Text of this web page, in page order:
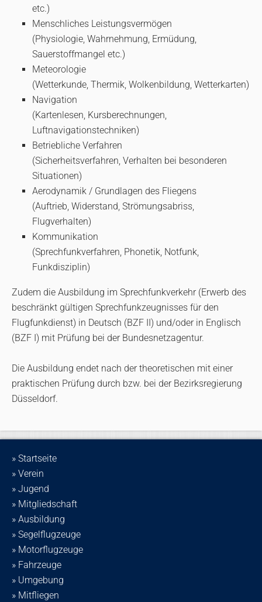
etc.)
Menschliches Leistungsvermögen
(Physiologie, Wahrnehmung, Ermüdung,
Sauerstoffmangel etc.)
Meteorologie
(Wetterkunde, Thermik, Wolkenbildung, Wetterkarten)
Navigation
(Kartenlesen, Kursberechnungen,
Luftnavigationstechniken)
Betriebliche Verfahren
(Sicherheitsverfahren, Verhalten bei besonderen
Situationen)
Aerodynamik / Grundlagen des Fliegens
(Auftrieb, Widerstand, Strömungsabriss,
Flugverhalten)
Kommunikation
(Sprechfunkverfahren, Phonetik, Notfunk,
Funkdisziplin)
Zudem die Ausbildung im Sprechfunkverkehr (Erwerb des
beschränkt gültigen Sprechfunkzeugnisses für den
Flugfunkdienst) in Deutsch (BZF II) und/oder in Englisch
(BZF I) mit Prüfung bei der Bundesnetzagentur.
Die Ausbildung endet nach der theoretischen mit einer
praktischen Prüfung durch bzw. bei der Bezirksregierung
Düsseldorf.
» Startseite
» Verein
» Jugend
» Mitgliedschaft
» Ausbildung
» Segelflugzeuge
» Motorflugzeuge
» Fahrzeuge
» Umgebung
» Mitfliegen